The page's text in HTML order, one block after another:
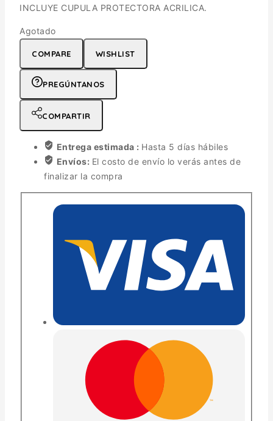
INCLUYE CUPULA PROTECTORA ACRILICA.
Agotado
COMPARE WISHLIST
PREGÚNTANOS
COMPARTIR
Entrega estimada : Hasta 5 días hábiles
Envíos: El costo de envío lo verás antes de
finalizar la compra